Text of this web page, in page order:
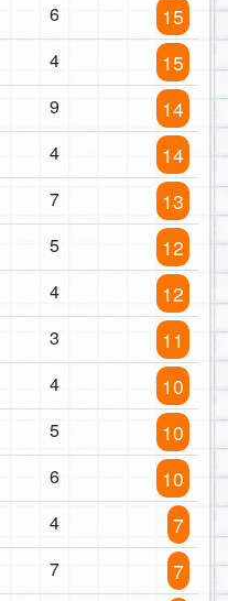
6 15
4 15
9 14
4 14
7 13
5 12
4 12
3 11
4 10
5 10
6 10
4 7
7 7